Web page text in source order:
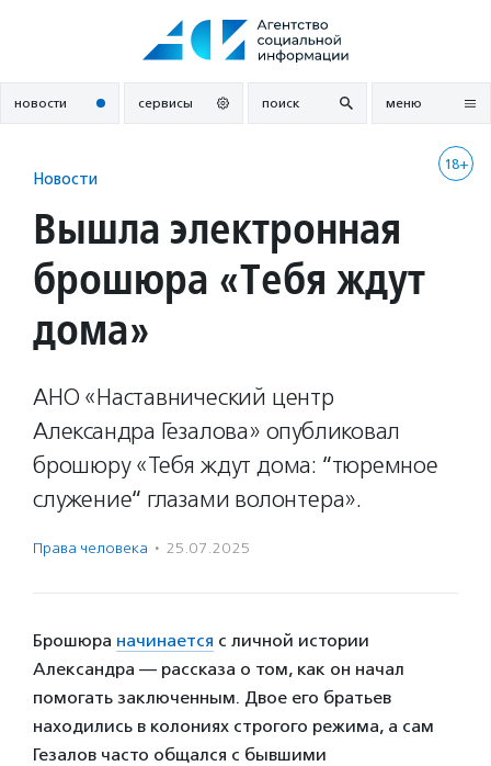
новости сервисы поиск меню
18+
Новости
Вышла электронная
брошюра «Тебя ждут
дома»
АНО «Наставнический центр
Александра Гезалова» опубликовал
брошюру «Тебя ждут дома: “тюремное
служение“ глазами волонтера».
Права человека · 25.07.2025
Брошюра начинается с личной истории
Александра — рассказа о том, как он начал
помогать заключенным. Двое его братьев
находились в колониях строгого режима, а сам
Гезалов часто общался с бывшими